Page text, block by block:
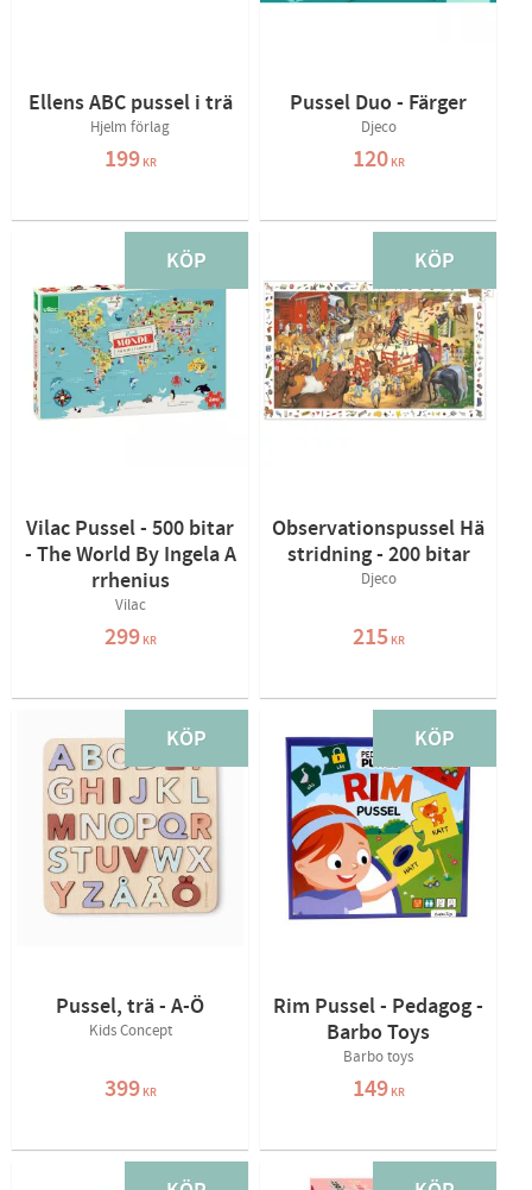
Ellens ABC pussel i trä
Hjelm förlag
199KR
Pussel Duo - Färger
Djeco
120KR
Vilac Pussel - 500 bitar
- The World By Ingela A
rrhenius
Vilac
299KR
KÖP
Observationspussel Hä
stridning - 200 bitar
Djeco
215KR
KÖP
Pussel, trä - A-Ö
Kids Concept
399KR
KÖP
Rim Pussel - Pedagog -
Barbo Toys
Barbo toys
149KR
KÖP